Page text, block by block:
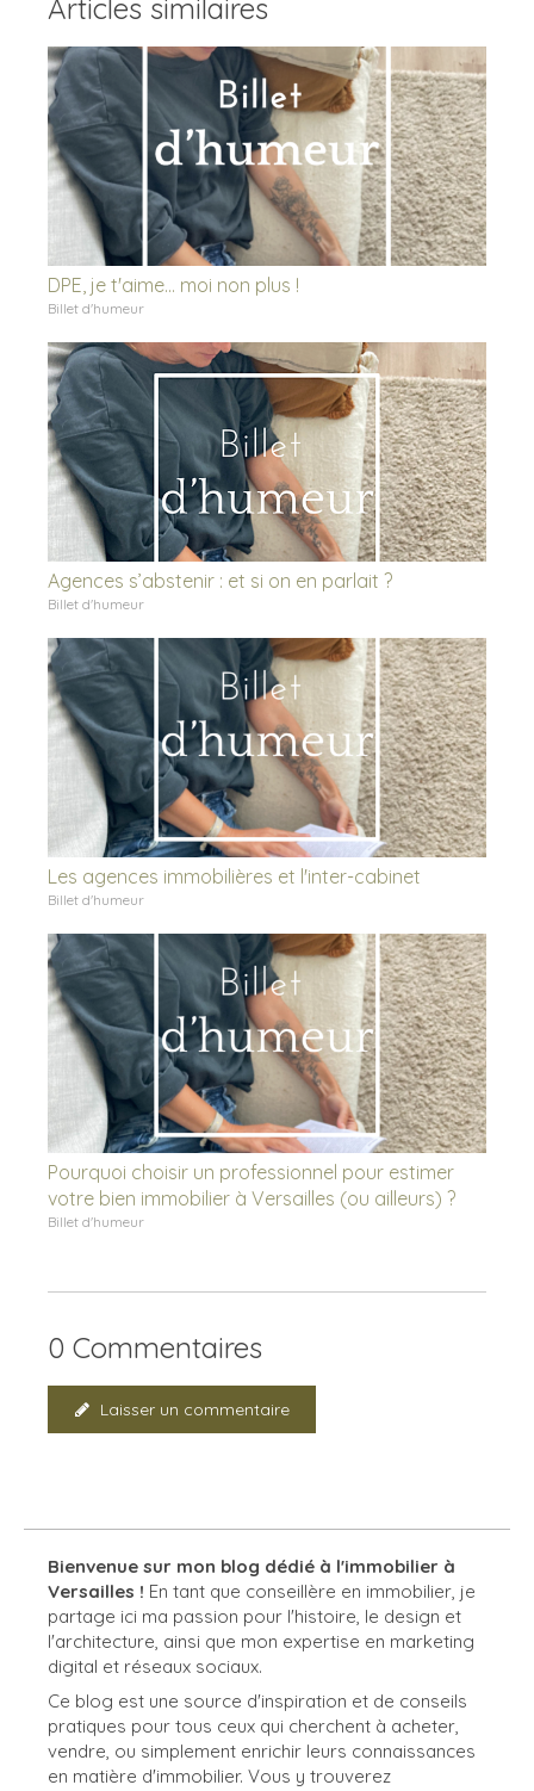
Articles similaires
DPE, je t'aime... moi non plus !
Billet d'humeur
Agences s’abstenir : et si on en parlait ?
Billet d'humeur
Les agences immobilières et l'inter-cabinet
Billet d'humeur
Pourquoi choisir un professionnel pour estimer
votre bien immobilier à Versailles (ou ailleurs) ?
Billet d'humeur
0 Commentaires
Laisser un commentaire
Bienvenue sur mon blog dédié à l'immobilier à
Versailles ! En tant que conseillère en immobilier, je
partage ici ma passion pour l'histoire, le design et
l'architecture, ainsi que mon expertise en marketing
digital et réseaux sociaux.
Ce blog est une source d'inspiration et de conseils
pratiques pour tous ceux qui cherchent à acheter,
vendre, ou simplement enrichir leurs connaissances
en matière d'immobilier. Vous y trouverez